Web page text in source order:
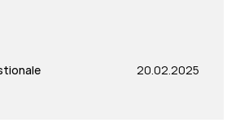
20.02.2025